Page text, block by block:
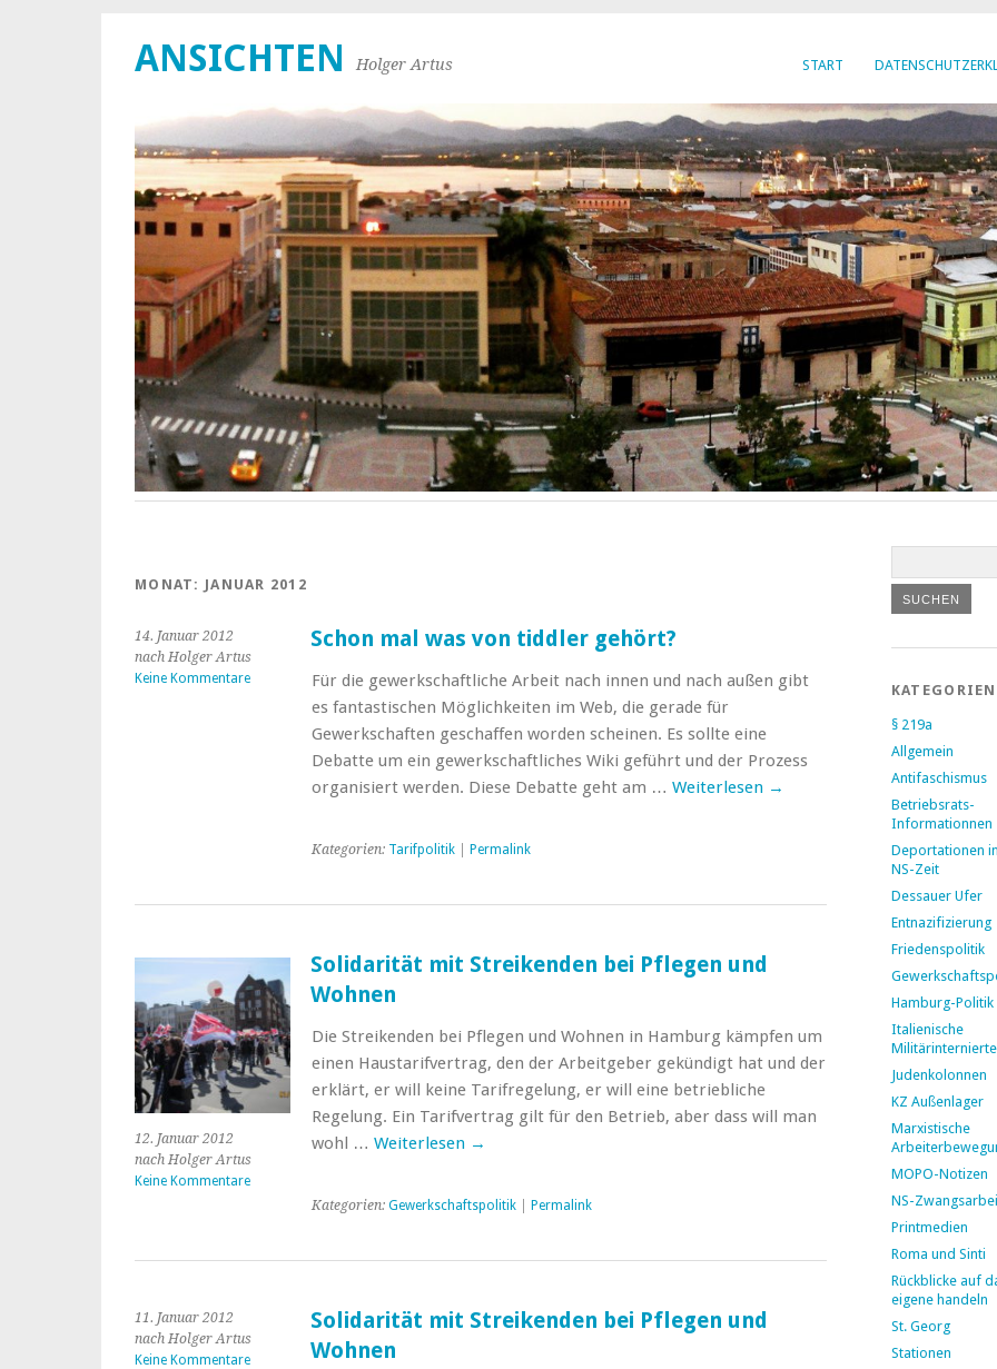
START
ANSICHTEN Holger Artus
MONAT: JANUAR 2012
14. Januar 2012
nach Holger Artus
Keine Kommentare
Schon mal was von tiddler gehört?
Für die gewerkschaftliche Arbeit nach innen und nach außen gibt
es fantastischen Möglichkeiten im Web, die gerade für
Gewerkschaften geschaffen worden scheinen. Es sollte eine
Debatte um ein gewerkschaftliches Wiki geführt und der Prozess
organisiert werden. Diese Debatte geht am … Weiterlesen →
Kategorien: Tarifpolitik| Permalink
12. Januar 2012
nach Holger Artus
Keine Kommentare
Solidarität mit Streikenden bei Pflegen und
Wohnen
Die Streikenden bei Pflegen und Wohnen in Hamburg kämpfen um
einen Haustarifvertrag, den der Arbeitgeber gekündigt hat und der
erklärt, er will keine Tarifregelung, er will eine betriebliche
Regelung. Ein Tarifvertrag gilt für den Betrieb, aber dass will man
wohl … Weiterlesen →
Kategorien: Gewerkschaftspolitik| Permalink
11. Januar 2012
nach Holger Artus
Keine Kommentare
Solidarität mit Streikenden bei Pflegen und
Wohnen
KATEGORIEN
§ 219a
Allgemein
Antifaschismus
Betriebsrats-
Informationnen
Deportationen
NS-Zeit
Dessauer Ufer
Entnazifizierung
Friedenspolitik
Hamburg-Politik
Italienische
Militärinternierte
Judenkolonnen
KZ Außenlager
Marxistische
MOPO-Notizen
NS-
Printmedien
Roma und Sinti
Rückblicke auf
eigene handeln
St. Georg
Stationen